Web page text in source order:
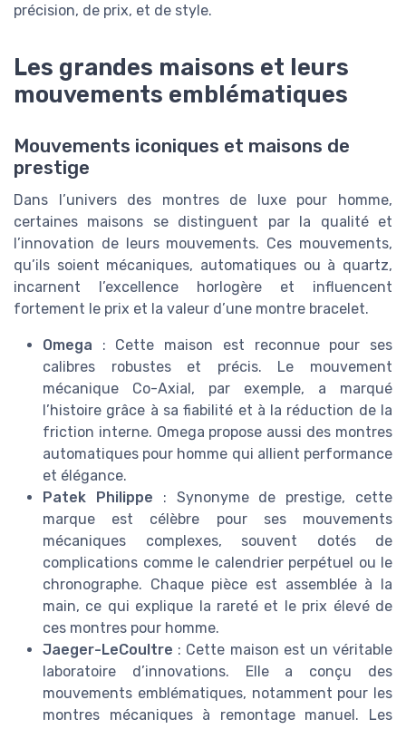
précision, de prix, et de style.
Les grandes maisons et leurs
mouvements emblématiques
Mouvements iconiques et maisons de
prestige
Dans l’univers des montres de luxe pour homme,
certaines maisons se distinguent par la qualité et
l’innovation de leurs mouvements. Ces mouvements,
qu’ils soient mécaniques, automatiques ou à quartz,
incarnent l’excellence horlogère et influencent
fortement le prix et la valeur d’une montre bracelet.
Omega : Cette maison est reconnue pour ses
calibres robustes et précis. Le mouvement
mécanique Co-Axial, par exemple, a marqué
l’histoire grâce à sa fiabilité et à la réduction de la
friction interne. Omega propose aussi des montres
automatiques pour homme qui allient performance
et élégance.
Patek Philippe : Synonyme de prestige, cette
marque est célèbre pour ses mouvements
mécaniques complexes, souvent dotés de
complications comme le calendrier perpétuel ou le
chronographe. Chaque pièce est assemblée à la
main, ce qui explique la rareté et le prix élevé de
ces montres pour homme.
Jaeger-LeCoultre : Cette maison est un véritable
laboratoire d’innovations. Elle a conçu des
mouvements emblématiques, notamment pour les
montres mécaniques à remontage manuel. Les